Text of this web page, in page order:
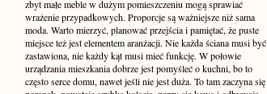
zbyt małe meble w dużym pomieszczeniu mogą sprawiać
wrażenie przypadkowych. Proporcje są ważniejsze niż sama
moda. Warto mierzyć, planować przejścia i pamiętać, że puste
miejsce też jest elementem aranżacji. Nie każda ściana musi być
zastawiona, nie każdy kąt musi mieć funkcję. W połowie
urządzania mieszkania dobrze jest pomyśleć o kuchni, bo to
często serce domu, nawet jeśli nie jest duża. To tam zaczyna się